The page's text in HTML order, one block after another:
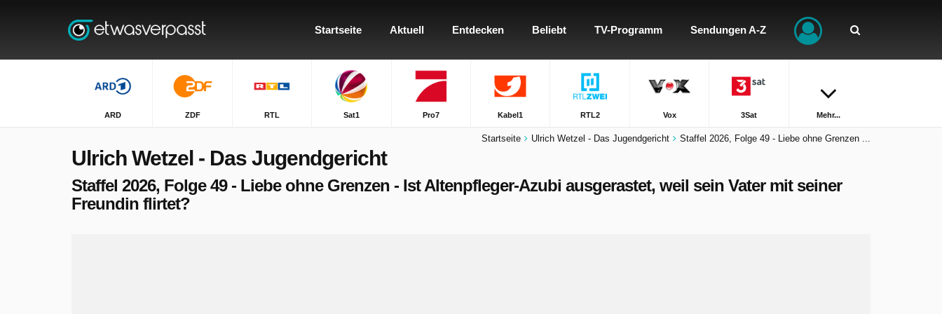
Startseite Aktuell Entdecken Beliebt TV-Programm Sendungen A-Z
ARD ZDF RTL Sat1 Pro7 Kabel1 RTL2 Vox 3Sat Mehr...
Startseite Ulrich Wetzel - Das Jugendgericht Staffel 2026, Folge 49 - Liebe ohne Grenzen ...
Ulrich Wetzel - Das Jugendgericht
Staffel 2026, Folge 49 - Liebe ohne Grenzen - Ist Altenpfleger-Azubi ausgerastet, weil sein Vater mit seiner
Freundin flirtet?